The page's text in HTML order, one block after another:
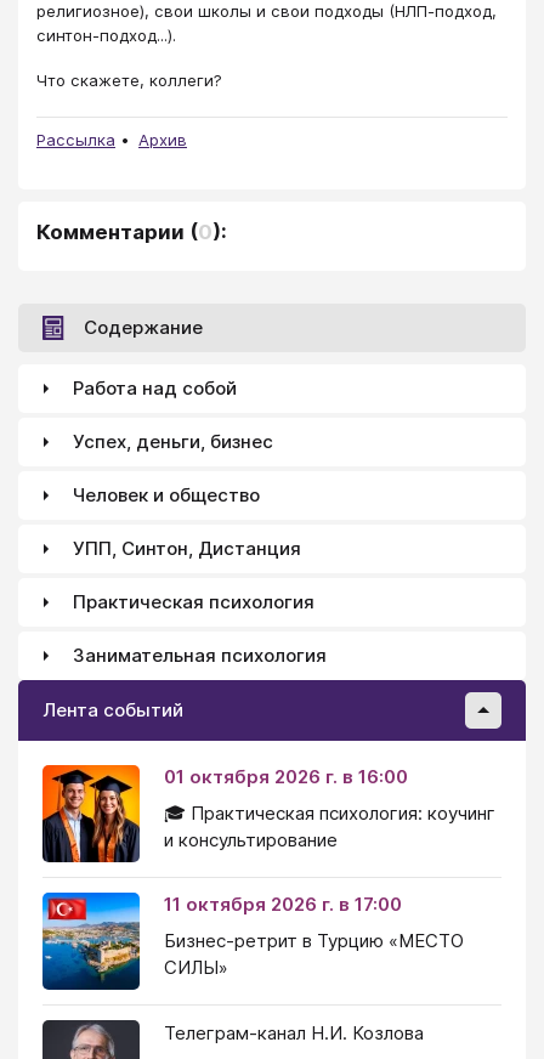
религиозное), свои школы и свои подходы (НЛП-подход,
синтон-подход...).
Что скажете, коллеги?
Рассылка Архив
Комментарии (0):
Содержание
Работа над собой
Успех, деньги, бизнес
Человек и общество
УПП, Синтон, Дистанция
Практическая психология
Занимательная психология
Лента событий
01 октября 2026 г. в 16:00
🎓 Практическая психология: коучинг
и консультирование
11 октября 2026 г. в 17:00
Бизнес-ретрит в Турцию «МЕСТО
СИЛЫ»
Телеграм-канал Н.И. Козлова